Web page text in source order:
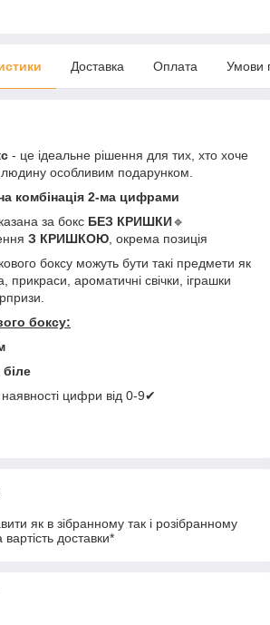
Доставка Оплата Умови
- це ідеальне рішення для тих, хто хоче
людину особливим подарунком.
комбінація 2-ма цифрами
за бокс БЕЗ КРИШКИ🔹
З КРИШКОЮ , окрема позиція
боксу можуть бути такі предмети як
прикраси, ароматичні свічки, іграшки
боксу:
цифри від 0-9✔
як в зібранному так і розібранному
доставки*